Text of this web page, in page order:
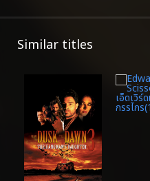
Similar titles